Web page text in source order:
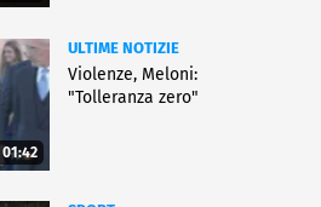
01:42
ULTIME NOTIZIE
Violenze, Meloni:
"Tolleranza zero"